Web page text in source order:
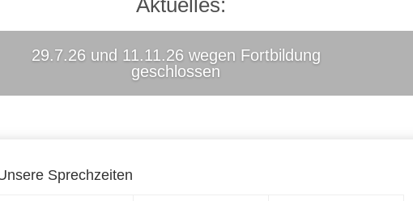
Aktuelles:
29.7.26 und 11.11.26 wegen Fortbildung
geschlossen
Sprechzeiten